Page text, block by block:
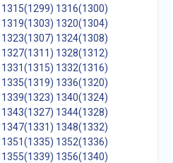
1315(1299) 1316(1300)
1319(1303) 1320(1304)
1323(1307) 1324(1308)
1327(1311) 1328(1312)
1331(1315) 1332(1316)
1335(1319) 1336(1320)
1339(1323) 1340(1324)
1343(1327) 1344(1328)
1347(1331) 1348(1332)
1351(1335) 1352(1336)
1355(1339) 1356(1340)